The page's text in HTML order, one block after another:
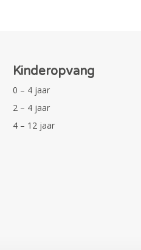
Kinderopvang
0 – 4 jaar
2 – 4 jaar
4 – 12 jaar